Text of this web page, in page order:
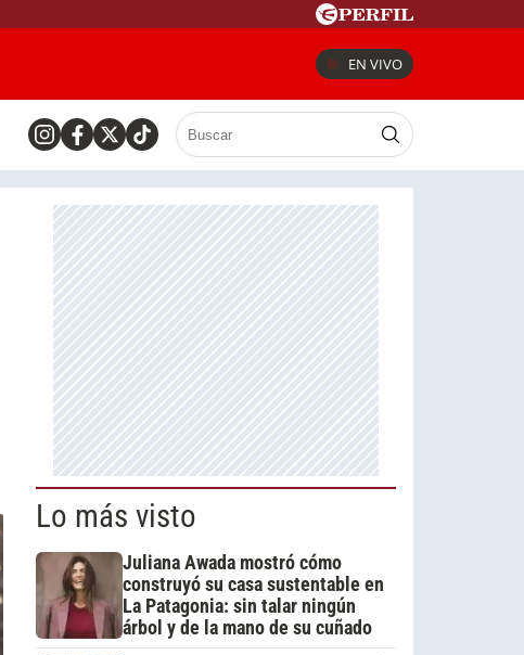
EN VIVO
Lo más visto
Juliana Awada mostró cómo
construyó su casa sustentable en
La Patagonia: sin talar ningún
árbol y de la mano de su cuñado